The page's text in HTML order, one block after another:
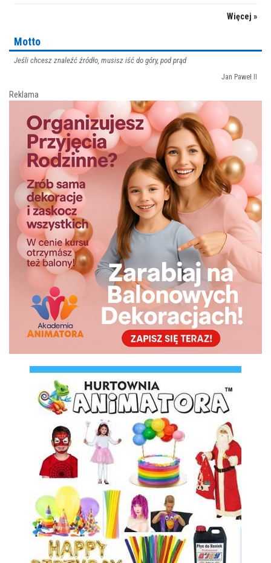
Więcej »
Motto
Jeśli chcesz znaleźć źródło, musisz iść do góry, pod prąd
Jan Paweł II
Reklama